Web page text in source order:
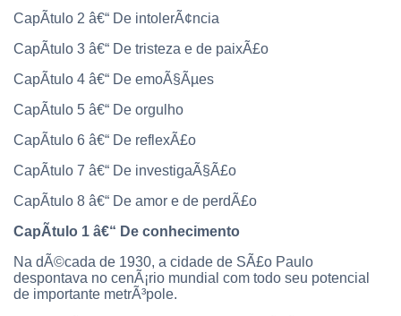
CapÃ­tulo 2 â€“ De intolerÃ¢ncia
CapÃ­tulo 3 â€“ De tristeza e de paixÃ£o
CapÃ­tulo 4 â€“ De emoÃ§Ãµes
CapÃ­tulo 5 â€“ De orgulho
CapÃ­tulo 6 â€“ De reflexÃ£o
CapÃ­tulo 7 â€“ De investigaÃ§Ã£o
CapÃ­tulo 8 â€“ De amor e de perdÃ£o
CapÃ­tulo 1 â€“ De conhecimento
Na dÃ©cada de 1930, a cidade de SÃ£o Paulo
despontava no cenÃ¡rio mundial com todo seu potencial
de importante metrÃ³pole.